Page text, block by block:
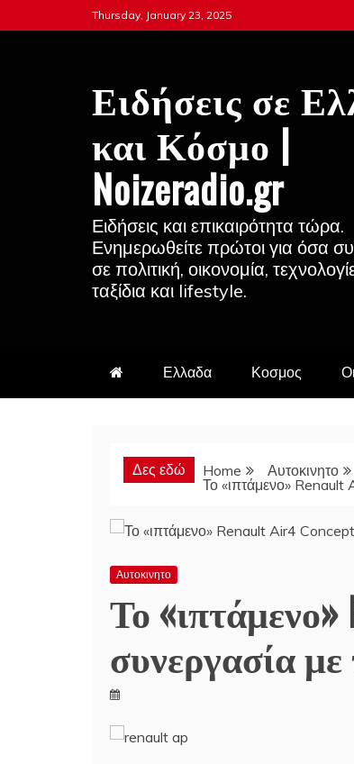
to
Thursday, January 23, 2025
Ειδήσεις σε
και Κόσμο |
Noizeradio.gr
Ειδήσεις και επικαιρότητα τώρα.
Ενημερωθείτε πρώτοι για όσα
σε πολιτική, οικονομία,
ταξίδια και lifestyle.
Ελλαδα Κοσμος
Δες εδώ Home
Αυτοκινητο
Το «ιπτάμενο»
Αυτοκινητο
Το «ιπτάμενο»
συνεργασία με